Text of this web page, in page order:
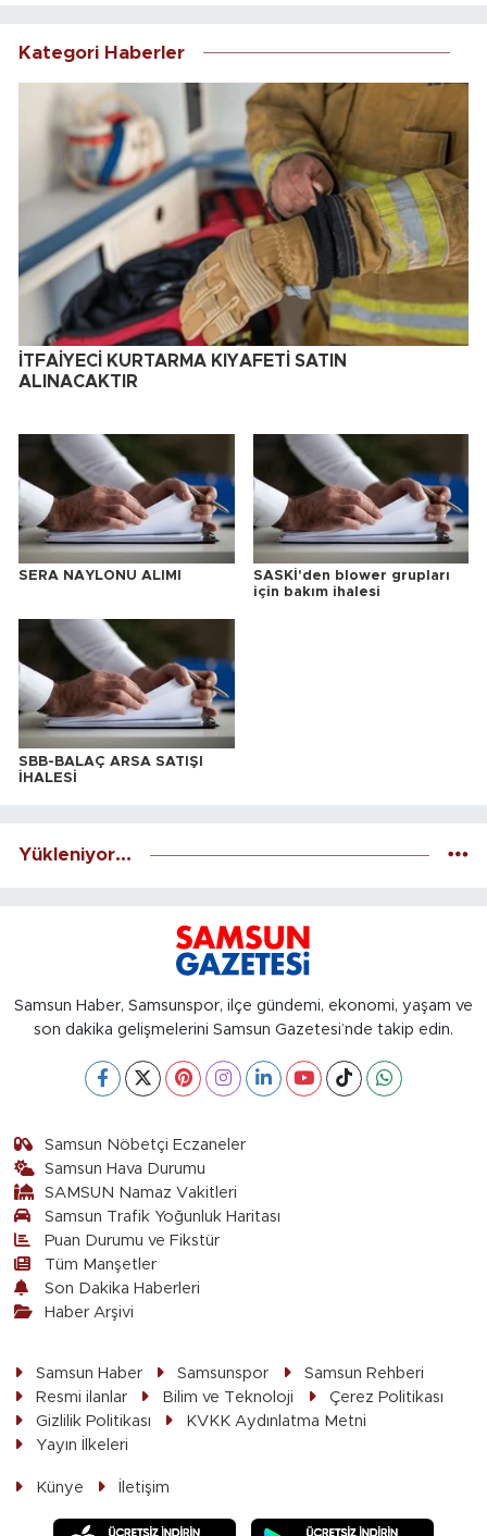
Kategori Haberler
İTFAİYECİ KURTARMA KIYAFETİ SATIN
ALINACAKTIR
SERA NAYLONU ALIMI
SASKİ'den blower grupları
için bakım ihalesi
SBB-BALAÇ ARSA SATIŞI
İHALESİ
Yükleniyor...
Samsun Haber, Samsunspor, ilçe gündemi, ekonomi, yaşam ve
son dakika gelişmelerini Samsun Gazetesi’nde takip edin.
Samsun Nöbetçi Eczaneler
Samsun Hava Durumu
SAMSUN Namaz Vakitleri
Samsun Trafik Yoğunluk Haritası
Puan Durumu ve Fikstür
Tüm Manşetler
Son Dakika Haberleri
Haber Arşivi
Samsun Haber Samsunspor
Samsun Rehberi
Resmi ilanlar
Bilim ve Teknoloji
Çerez Politikası
Gizlilik Politikası
KVKK Aydınlatma Metni
Yayın İlkeleri
Künye İletişim